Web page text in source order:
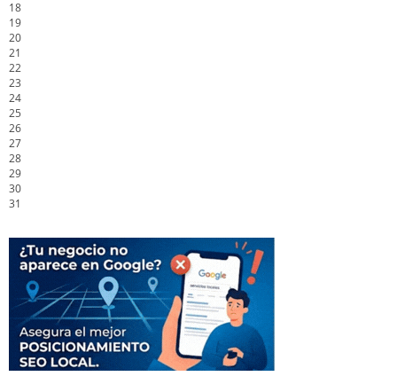
18
19
20
21
22
23
24
25
26
27
28
29
30
31